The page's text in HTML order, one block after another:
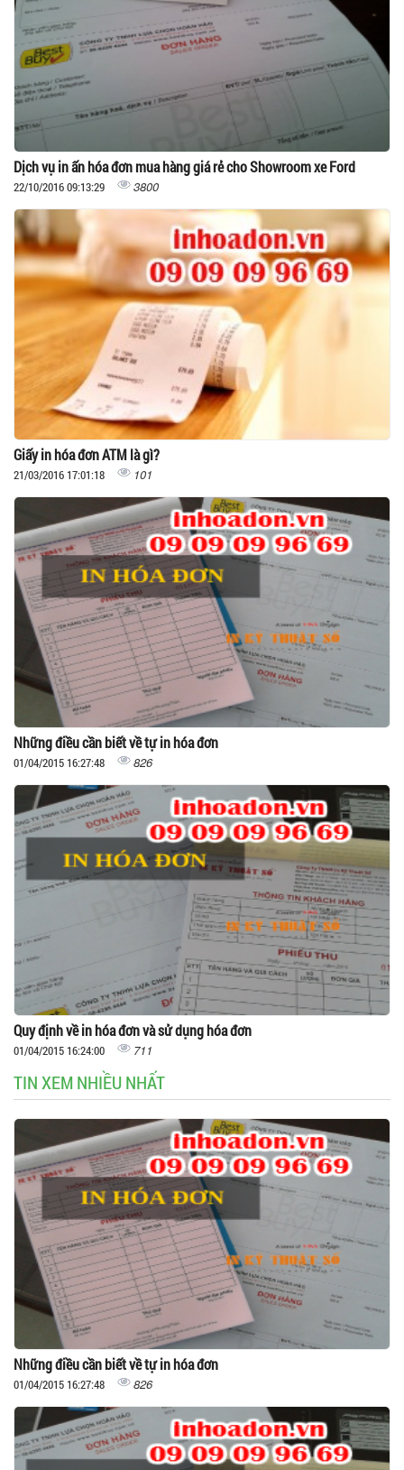
Dịch vụ in ấn hóa đơn mua hàng giá rẻ cho Showroom xe Ford
22/10/2016 09:13:29 3800
Giấy in hóa đơn ATM là gì?
21/03/2016 17:01:18 101
Những điều cần biết về tự in hóa đơn
01/04/2015 16:27:48 826
Quy định về in hóa đơn và sử dụng hóa đơn
01/04/2015 16:24:00 711
TIN XEM NHIỀU NHẤT
Những điều cần biết về tự in hóa đơn
01/04/2015 16:27:48 826